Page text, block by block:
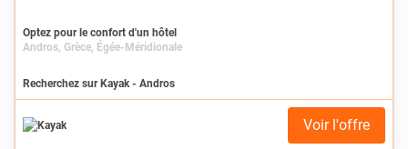
Optez pour le confort d'un hôtel
Andros, Grèce, Égée-Méridionale
Recherchez sur Kayak - Andros
Voir l'offre